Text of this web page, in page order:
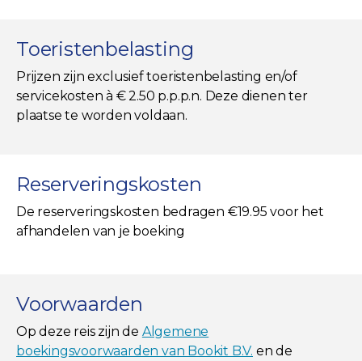
Toeristenbelasting
Prijzen zijn exclusief toeristenbelasting en/of
servicekosten à € 2.50 p.p.p.n. Deze dienen ter
plaatse te worden voldaan.
Reserveringskosten
De reserveringskosten bedragen €19.95 voor het
afhandelen van je boeking
Voorwaarden
Op deze reis zijn de Algemene
boekingsvoorwaarden van Bookit B.V. en de